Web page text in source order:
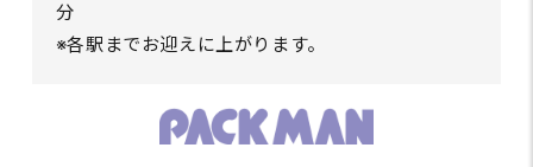
分
※各駅までお迎えに上がります。